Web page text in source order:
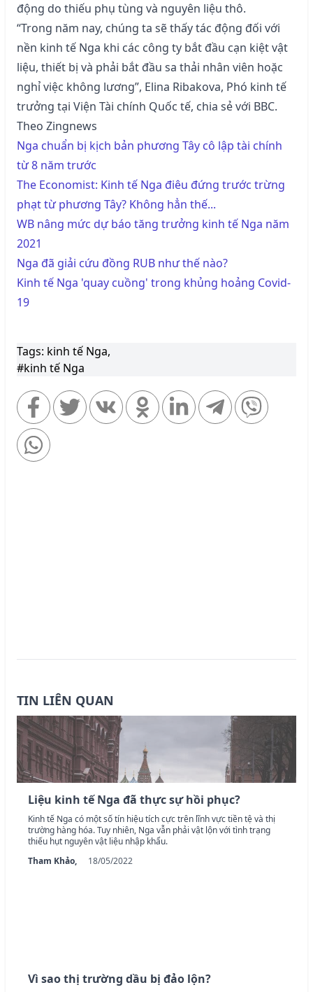
động do thiếu phụ tùng và nguyên liệu thô.
“Trong năm nay, chúng ta sẽ thấy tác động đối với
nền kinh tế Nga khi các công ty bắt đầu cạn kiệt vật
liệu, thiết bị và phải bắt đầu sa thải nhân viên hoặc
nghỉ việc không lương”, Elina Ribakova, Phó kinh tế
trưởng tại Viện Tài chính Quốc tế, chia sẻ với BBC.
Theo Zingnews
Nga chuẩn bị kịch bản phương Tây cô lập tài chính
từ 8 năm trước
The Economist: Kinh tế Nga điêu đứng trước trừng
phạt từ phương Tây? Không hẳn thế...
WB nâng mức dự báo tăng trưởng kinh tế Nga năm
2021
Nga đã giải cứu đồng RUB như thế nào?
Kinh tế Nga 'quay cuồng' trong khủng hoảng Covid-
19
Tags: kinh tế Nga,
#kinh tế Nga
TIN LIÊN QUAN
Liệu kinh tế Nga đã thực sự hồi phục?
Kinh tế Nga có một số tín hiệu tích cực trên lĩnh vực tiền tệ và thị
trường hàng hóa. Tuy nhiên, Nga vẫn phải vật lộn với tình trạng
thiếu hụt nguyên vật liệu nhập khẩu.
Tham Khảo,
18/05/2022
Vì sao thị trường dầu bị đảo lộn?